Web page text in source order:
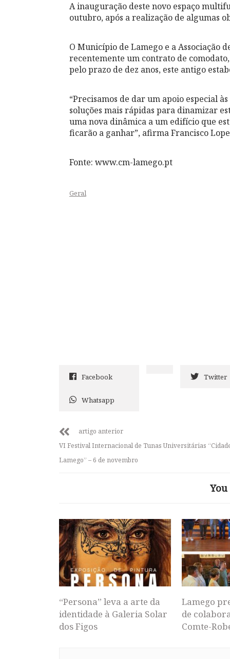
A inauguração deste novo espaço
outubro, após a realização de algumas
O Município de Lamego e a Associação
recentemente um contrato de
pelo prazo de dez anos, este antigo
“Precisamos de dar um apoio especial
soluções mais rápidas para dinamizar
uma nova dinâmica a um edifício que
ficarão a ganhar”, afirma Francisco
Fonte: www.cm-lamego.pt
Geral
Facebook Twitter
Whatsapp
artigo anterior
VI Festival Internacional de Tunas Universitárias
Lamego” – 6 de novembro
“Persona” leva a arte da
identidade à Galeria Solar
dos Figos
Lamego
de
Comte-